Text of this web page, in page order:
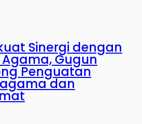
Sinergi dengan
Gugun
Penguatan
dan